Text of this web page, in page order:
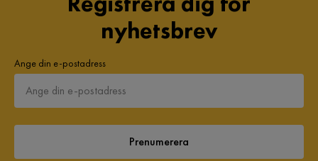
nyhetsbrev
Ange din e-postadress
Prenumerera